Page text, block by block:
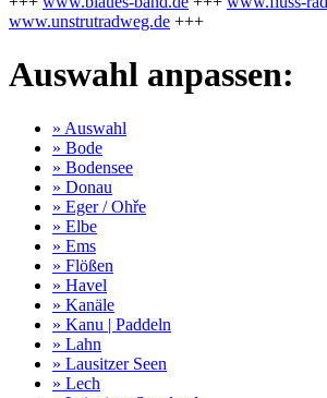
www.unstrutradweg.de +++
Auswahl anpassen:
» Auswahl
» Bode
» Bodensee
» Donau
» Eger / Ohře
» Elbe
» Ems
» Flößen
» Havel
» Kanäle
» Kanu | Paddeln
» Lahn
» Lausitzer Seen
» Lech